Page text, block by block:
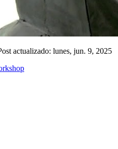
actualizado: lunes, jun. 9, 2025